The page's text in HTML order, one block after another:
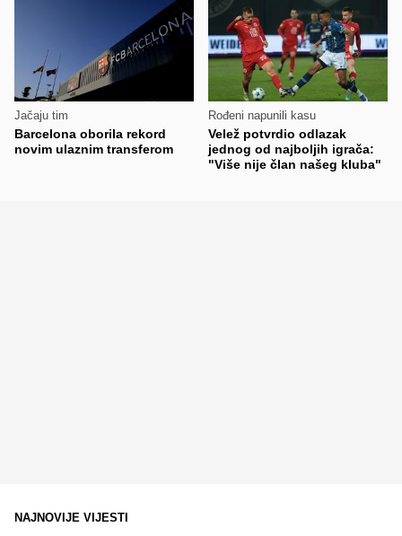
Jačaju tim
Barcelona oborila rekord
novim ulaznim transferom
Rođeni napunili kasu
Velež potvrdio odlazak
jednog od najboljih igrača:
"Više nije član našeg kluba"
NAJNOVIJE VIJESTI